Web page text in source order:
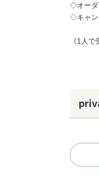
◇オーダ
◇キャン
《1人